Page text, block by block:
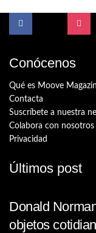
Conócenos
Qué es Moove
Contacta
Suscríbete a nuestra
Colabora con nosotros
Privacidad
Últimos post
Donald
objetos